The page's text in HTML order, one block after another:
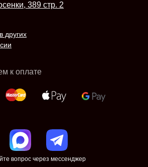
других
к оплате
389 стр. 2
вопрос через мессенджер